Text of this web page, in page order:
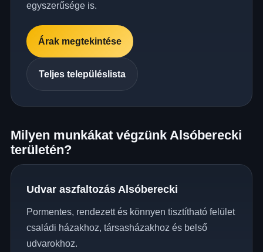
egyszerűsége is.
Árak megtekintése
Teljes településlista
Milyen munkákat végzünk Alsóberecki
területén?
Udvar aszfaltozás Alsóberecki
Pormentes, rendezett és könnyen tisztítható felület
családi házakhoz, társasházakhoz és belső
udvarokhoz.